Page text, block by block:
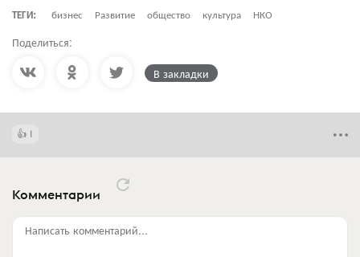
ТЕГИ:
бизнес Развитие общество культура НКО
Поделиться:
В закладки
1
Комментарии
Написать комментарий...